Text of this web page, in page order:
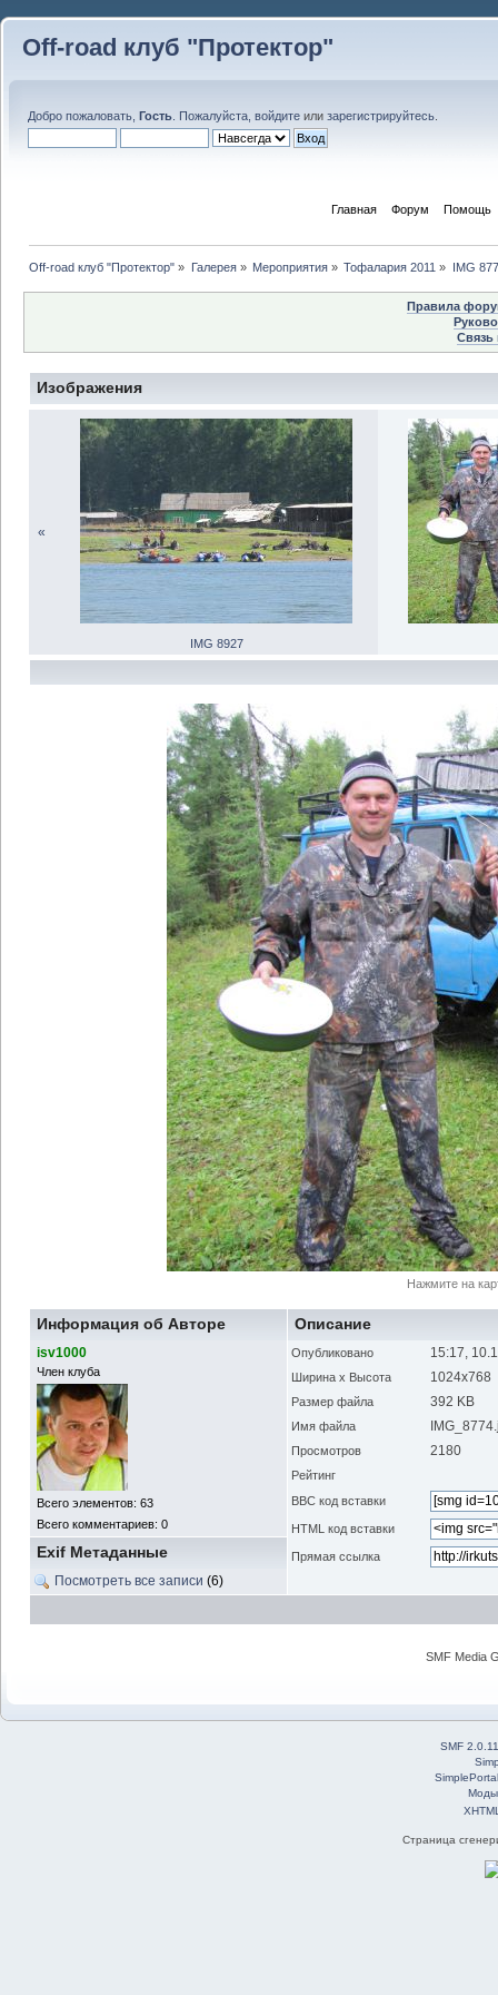
Off-road клуб "Протектор"
Добро пожаловать, Гость . Пожалуйста, войдите или зарегистрируйтесь
Главная Форум Помощь
Off-road клуб "Протектор" » Галерея» Мероприятия» Тофалария 2011 » IMG
Правила
Связь
Изображения
«
IMG 8927
Нажмите на
Информация об Авторе
isv1000
Член клуба
Всего элементов: 63
Всего комментариев: 0
Описание
Опубликовано 15:17,
Ширина x Высота 1024x768
Размер файла 392 KB
Имя файла
Просмотров 2180
Рейтинг
BBC код вставки
HTML код вставки
Прямая ссылка
Exif Метаданные
Посмотреть все записи (6)
SMF Media
SMF 2.0.11
Моды
Страница